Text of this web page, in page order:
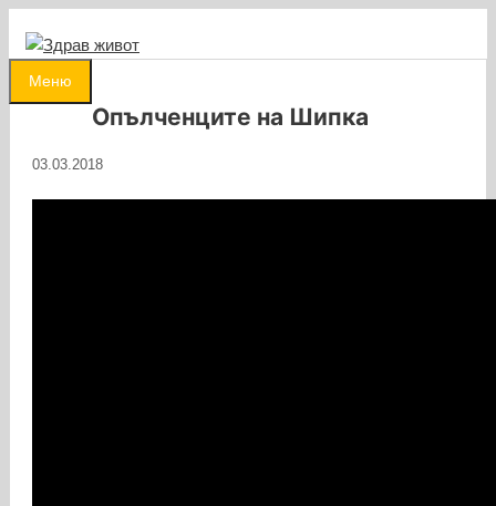
съдържанието
Меню
Опълченците на Шипка
03.03.2018